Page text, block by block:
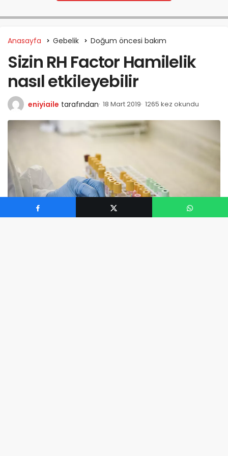
Anasayfa Gebelik Doğum öncesi bakım
Sizin RH Factor Hamilelik
nasıl etkileyebilir
eniyiaile tarafından 18 Mart 2019 1265 kez okundu